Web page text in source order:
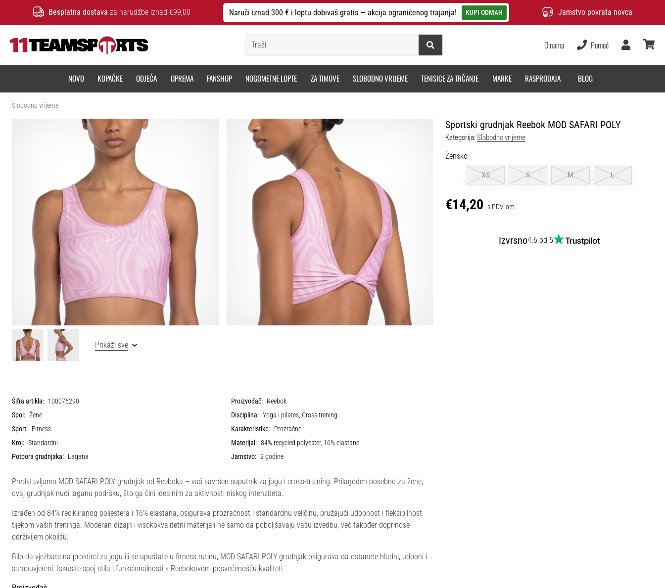
Besplatna dostava za narudžbe iznad €99,00 Naruči iznad 300 € i loptu dobivaš gratis — akcija ograničenog trajanja! KUPI ODMAH Jamstvo povrata novca
O nama Pomoć
Korisnik
NOVO KOPAČKE ODJEĆA OPREMA FANSHOP NOGOMETNE LOPTE ZA TIMOVE SLOBODNO VRIJEME TENISICE ZA TRČANJE MARKE RASPRODAJA BLOG
Slobodno vrijeme
Sportski grudnjak Reebok MOD SAFARI POLY
Kategorija:Slobodno vrijeme
Žensko
XS
S M L
€14,20 s PDV-om
Izvrsno4.6 od 5
Prikaži sve
Šifra artikla: 100076290 Proizvođač: Reebok
Spol: Žene Disciplina: Yoga i pilates, Cross trening
Sport: Fitness Karakteristike: Prozračne
Kroj: Standardni Materijal: 84% recycled polyester, 16% elastane
Potpora grudnjaka: Lagana Jamstvo: 2 godine
Predstavljamo MOD SAFARI POLY grudnjak od Reeboka – vaš savršen suputnik za jogu i cross-training. Prilagođen posebno za žene,
ovaj grudnjak nudi laganu podršku, što ga čini idealnim za aktivnosti niskog intenziteta.
Izrađen od 84% recikliranog poliestera i 16% elastana, osigurava prozračnost i standardnu veličinu, pružajući udobnost i fleksibilnost
tijekom vaših treninga. Moderan dizajn i visokokvalitetni materijali ne samo da poboljšavaju vašu izvedbu, već također doprinose
održivijem okolišu.
Bilo da vježbate na prostirci za jogu ili se upuštate u fitness rutinu, MOD SAFARI POLY grudnjak osigurava da ostanete hladni, udobni i
samouvjereni. Iskusite spoj stila i funkcionalnosti s Reebokovom posvećenošću kvaliteti.